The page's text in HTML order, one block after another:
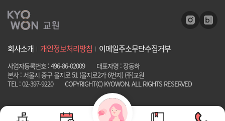
회사소개 개인정보처리방침 이메일주소무단수집거부
사업자등록번호 : 496-86-02009
대표자명 : 장동하
본사 : 서울시 중구 을지로 51 (을지로2가 6번지) (주)교원
TEL : 02-397-9220
COPYRIGHT(C) KYOWON. ALL RIGHTS RESERVED